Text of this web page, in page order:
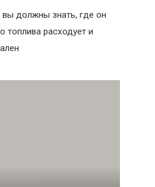
вы должны знать, где он
топлива расходует и